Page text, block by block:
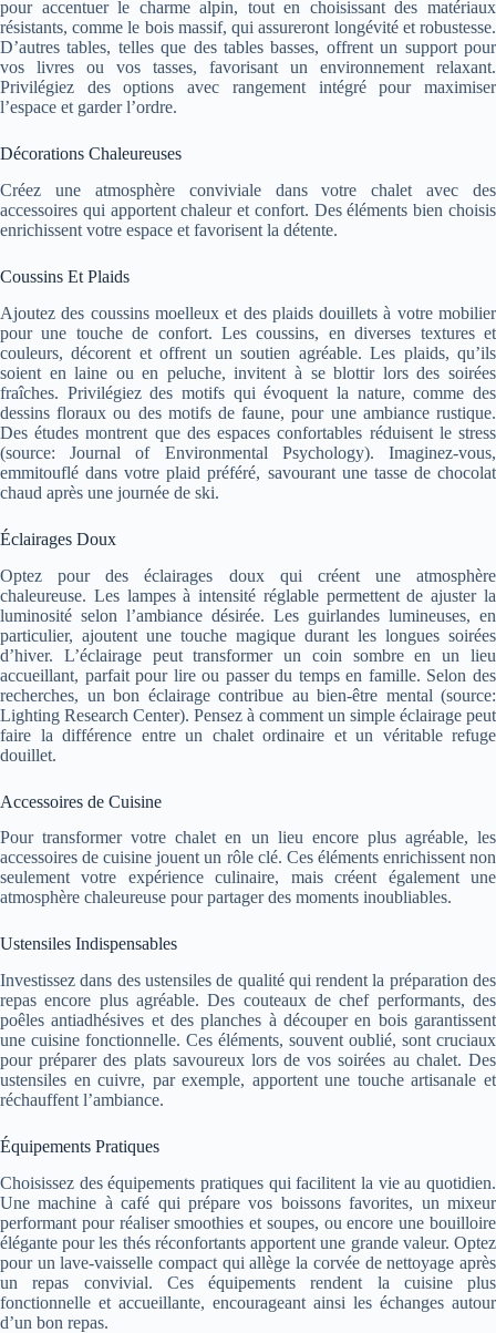
pour accentuer le charme alpin, tout en choisissant des matériaux
résistants, comme le bois massif, qui assureront longévité et robustesse.
D’autres tables, telles que des tables basses, offrent un support pour
vos livres ou vos tasses, favorisant un environnement relaxant.
Privilégiez des options avec rangement intégré pour maximiser
l’espace et garder l’ordre.
Décorations Chaleureuses
Créez une atmosphère conviviale dans votre chalet avec des
accessoires qui apportent chaleur et confort. Des éléments bien choisis
enrichissent votre espace et favorisent la détente.
Coussins Et Plaids
Ajoutez des coussins moelleux et des plaids douillets à votre mobilier
pour une touche de confort. Les coussins, en diverses textures et
couleurs, décorent et offrent un soutien agréable. Les plaids, qu’ils
soient en laine ou en peluche, invitent à se blottir lors des soirées
fraîches. Privilégiez des motifs qui évoquent la nature, comme des
dessins floraux ou des motifs de faune, pour une ambiance rustique.
Des études montrent que des espaces confortables réduisent le stress
(source: Journal of Environmental Psychology). Imaginez-vous,
emmitouflé dans votre plaid préféré, savourant une tasse de chocolat
chaud après une journée de ski.
Éclairages Doux
Optez pour des éclairages doux qui créent une atmosphère
chaleureuse. Les lampes à intensité réglable permettent de ajuster la
luminosité selon l’ambiance désirée. Les guirlandes lumineuses, en
particulier, ajoutent une touche magique durant les longues soirées
d’hiver. L’éclairage peut transformer un coin sombre en un lieu
accueillant, parfait pour lire ou passer du temps en famille. Selon des
recherches, un bon éclairage contribue au bien-être mental (source:
Lighting Research Center). Pensez à comment un simple éclairage peut
faire la différence entre un chalet ordinaire et un véritable refuge
douillet.
Accessoires de Cuisine
Pour transformer votre chalet en un lieu encore plus agréable, les
accessoires de cuisine jouent un rôle clé. Ces éléments enrichissent non
seulement votre expérience culinaire, mais créent également une
atmosphère chaleureuse pour partager des moments inoubliables.
Ustensiles Indispensables
Investissez dans des ustensiles de qualité qui rendent la préparation des
repas encore plus agréable. Des couteaux de chef performants, des
poêles antiadhésives et des planches à découper en bois garantissent
une cuisine fonctionnelle. Ces éléments, souvent oublié, sont cruciaux
pour préparer des plats savoureux lors de vos soirées au chalet. Des
ustensiles en cuivre, par exemple, apportent une touche artisanale et
réchauffent l’ambiance.
Équipements Pratiques
Choisissez des équipements pratiques qui facilitent la vie au quotidien.
Une machine à café qui prépare vos boissons favorites, un mixeur
performant pour réaliser smoothies et soupes, ou encore une bouilloire
élégante pour les thés réconfortants apportent une grande valeur. Optez
pour un lave-vaisselle compact qui allège la corvée de nettoyage après
un repas convivial. Ces équipements rendent la cuisine plus
fonctionnelle et accueillante, encourageant ainsi les échanges autour
d’un bon repas.